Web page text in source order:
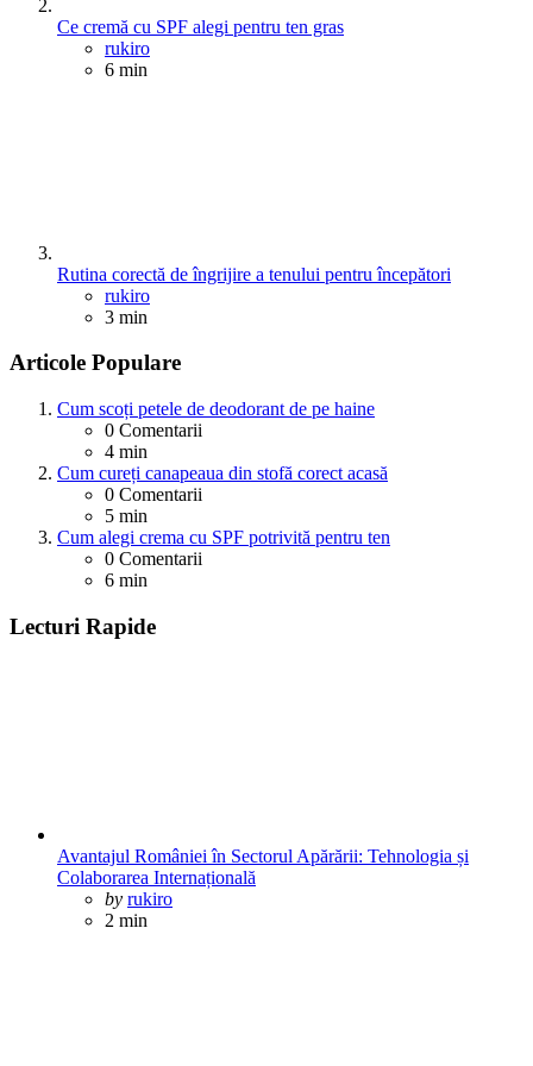
Ce cremă cu SPF alegi pentru ten gras
Posted
rukiro
6 min
Rutina corectă de îngrijire a tenului pentru începători
Posted
rukiro
3 min
Articole Populare
Cum scoți petele de deodorant de pe haine
0 Comentarii
4 min
Cum cureți canapeaua din stofă corect acasă
0 Comentarii
5 min
Cum alegi crema cu SPF potrivită pentru ten
0 Comentarii
6 min
Lecturi Rapide
Avantajul României în Sectorul Apărării: Tehnologia și
Colaborarea Internațională
Posted
by rukiro
2 min